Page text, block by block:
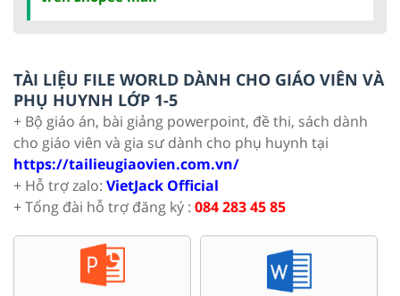
TÀI LIỆU FILE WORLD DÀNH CHO GIÁO VIÊN VÀ
PHỤ HUYNH LỚP 1-5
+ Bộ giáo án, bài giảng powerpoint, đề thi, sách dành
cho giáo viên và gia sư dành cho phụ huynh tại
https://tailieugiaovien.com.vn/
+ Hỗ trợ zalo: VietJack Official
+ Tổng đài hỗ trợ đăng ký : 084 283 45 85